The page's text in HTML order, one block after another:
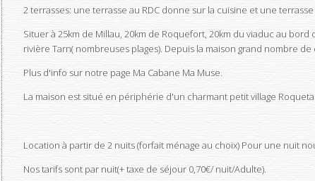
2 terrasses: une terrasse au RDC donne sur la cuisine et une
Situer à 25km de Millau, 20km de Roquefort, 20km du viaduc au
rivière Tarn( nombreuses plages). Depuis la maison grand nombre
Plus d'info sur notre page Ma Cabane Ma Muse.
La maison est situé en périphérie d'un charmant petit village
Location à partir de 2 nuits (forfait ménage au choix) Pour une nuit
Nos tarifs sont par nuit(+ taxe de séjour 0,70€/ nuit/Adulte).